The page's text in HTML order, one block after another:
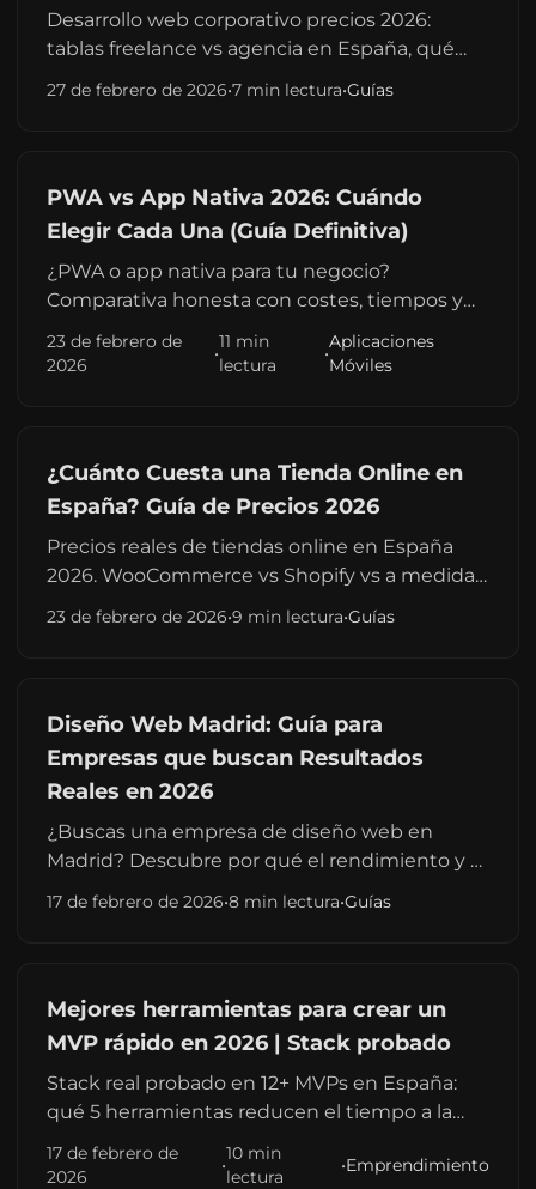
Desarrollo web corporativo precios 2026:
tablas freelance vs agencia en España, qué
incluye la web y cuándo conviene renovar por
27 de febrero de 2026•7 min lectura•Guías
PWA vs App Nativa 2026: Cuándo
Elegir Cada Una (Guía Definitiva)
¿PWA o app nativa para tu negocio?
Comparativa honesta con costes, tiempos y
casos reales. Cuándo una PWA basta y cuándo
necesitas Flutter o desarrollo nativo.
23 de febrero de
2026
•
11 min
lectura
•
Aplicaciones
Móviles
¿Cuánto Cuesta una Tienda Online en
España? Guía de Precios 2026
Precios reales de tiendas online en España
2026. WooCommerce vs Shopify vs a medida.
Tabla comparativa, costes ocultos y cómo
23 de febrero de 2026•9 min lectura•Guías
Diseño Web Madrid: Guía para
Empresas que buscan Resultados
Reales en 2026
¿Buscas una empresa de diseño web en
Madrid? Descubre por qué el rendimiento y el
SEO técnico son la clave para superar a tu
17 de febrero de 2026•8 min lectura•Guías
Mejores herramientas para crear un
MVP rápido en 2026 | Stack probado
Stack real probado en 12+ MVPs en España:
qué 5 herramientas reducen el tiempo a la
mitad, cuál evitar con presupuesto ajustado y
cuándo cambiar de tecnología antes de que
17 de febrero de
2026
•
10 min
lectura
•Emprendimiento